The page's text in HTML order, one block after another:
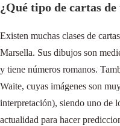
¿Qué tipo de cartas
Existen muchas clases de
Marsella. Sus dibujos son
y tiene números romanos.
Waite, cuyas imágenes son
interpretación), siendo uno de
actualidad para hacer